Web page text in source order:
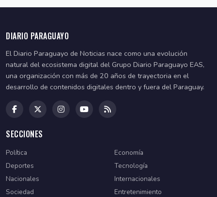
DIARIO PARAGUAYO
El Diario Paraguayo de Noticias nace como una evolución
natural del ecosistema digital del Grupo Diario Paraguayo EAS,
una organización con más de 20 años de trayectoria en el
desarrollo de contenidos digitales dentro y fuera del Paraguay.
SECCIONES
Política
Economía
Deportes
Tecnología
Nacionales
Internacionales
Sociedad
Entretenimiento